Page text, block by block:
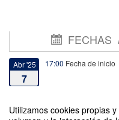
Utilizamos cookies propias
FECHAS
Abr '25
7
17:00 Fecha de inicio
Abr '25 Fecha de fin